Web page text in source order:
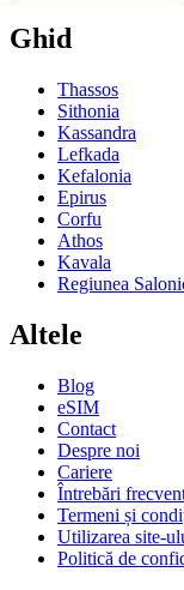
Ghid
Thassos
Sithonia
Kassandra
Lefkada
Kefalonia
Epirus
Corfu
Athos
Kavala
Regiunea
Altele
Blog
eSIM
Contact
Despre noi
Cariere
Întrebări
Termeni și
Utilizarea site-
Politică de